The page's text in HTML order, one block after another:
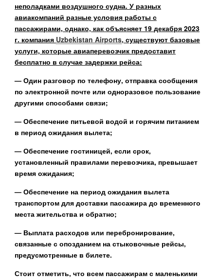
неполадками воздушного судна. У разных
авиакомпаний разные условия работы с
пассажирами, однако, как объясняет 19 декабря 2023
г. компания Uzbekistan Airports, существуют базовые
услуги, которые авиаперевозчик предоставит
бесплатно в случае задержки рейса:
— Один разговор по телефону, отправка сообщения
по электронной почте или одноразовое пользование
другими способами связи;
— Обеспечение питьевой водой и горячим питанием
в период ожидания вылета;
— Обеспечение гостиницей, если срок,
установленный правилами перевозчика, превышает
время ожидания;
— Обеспечение на период ожидания вылета
транспортом для доставки пассажира до временного
места жительства и обратно;
— Выплата расходов или перебронирование,
связанные с опозданием на стыковочные рейсы,
предусмотренные в билете.
Стоит отметить, что всем пассажирам с маленькими